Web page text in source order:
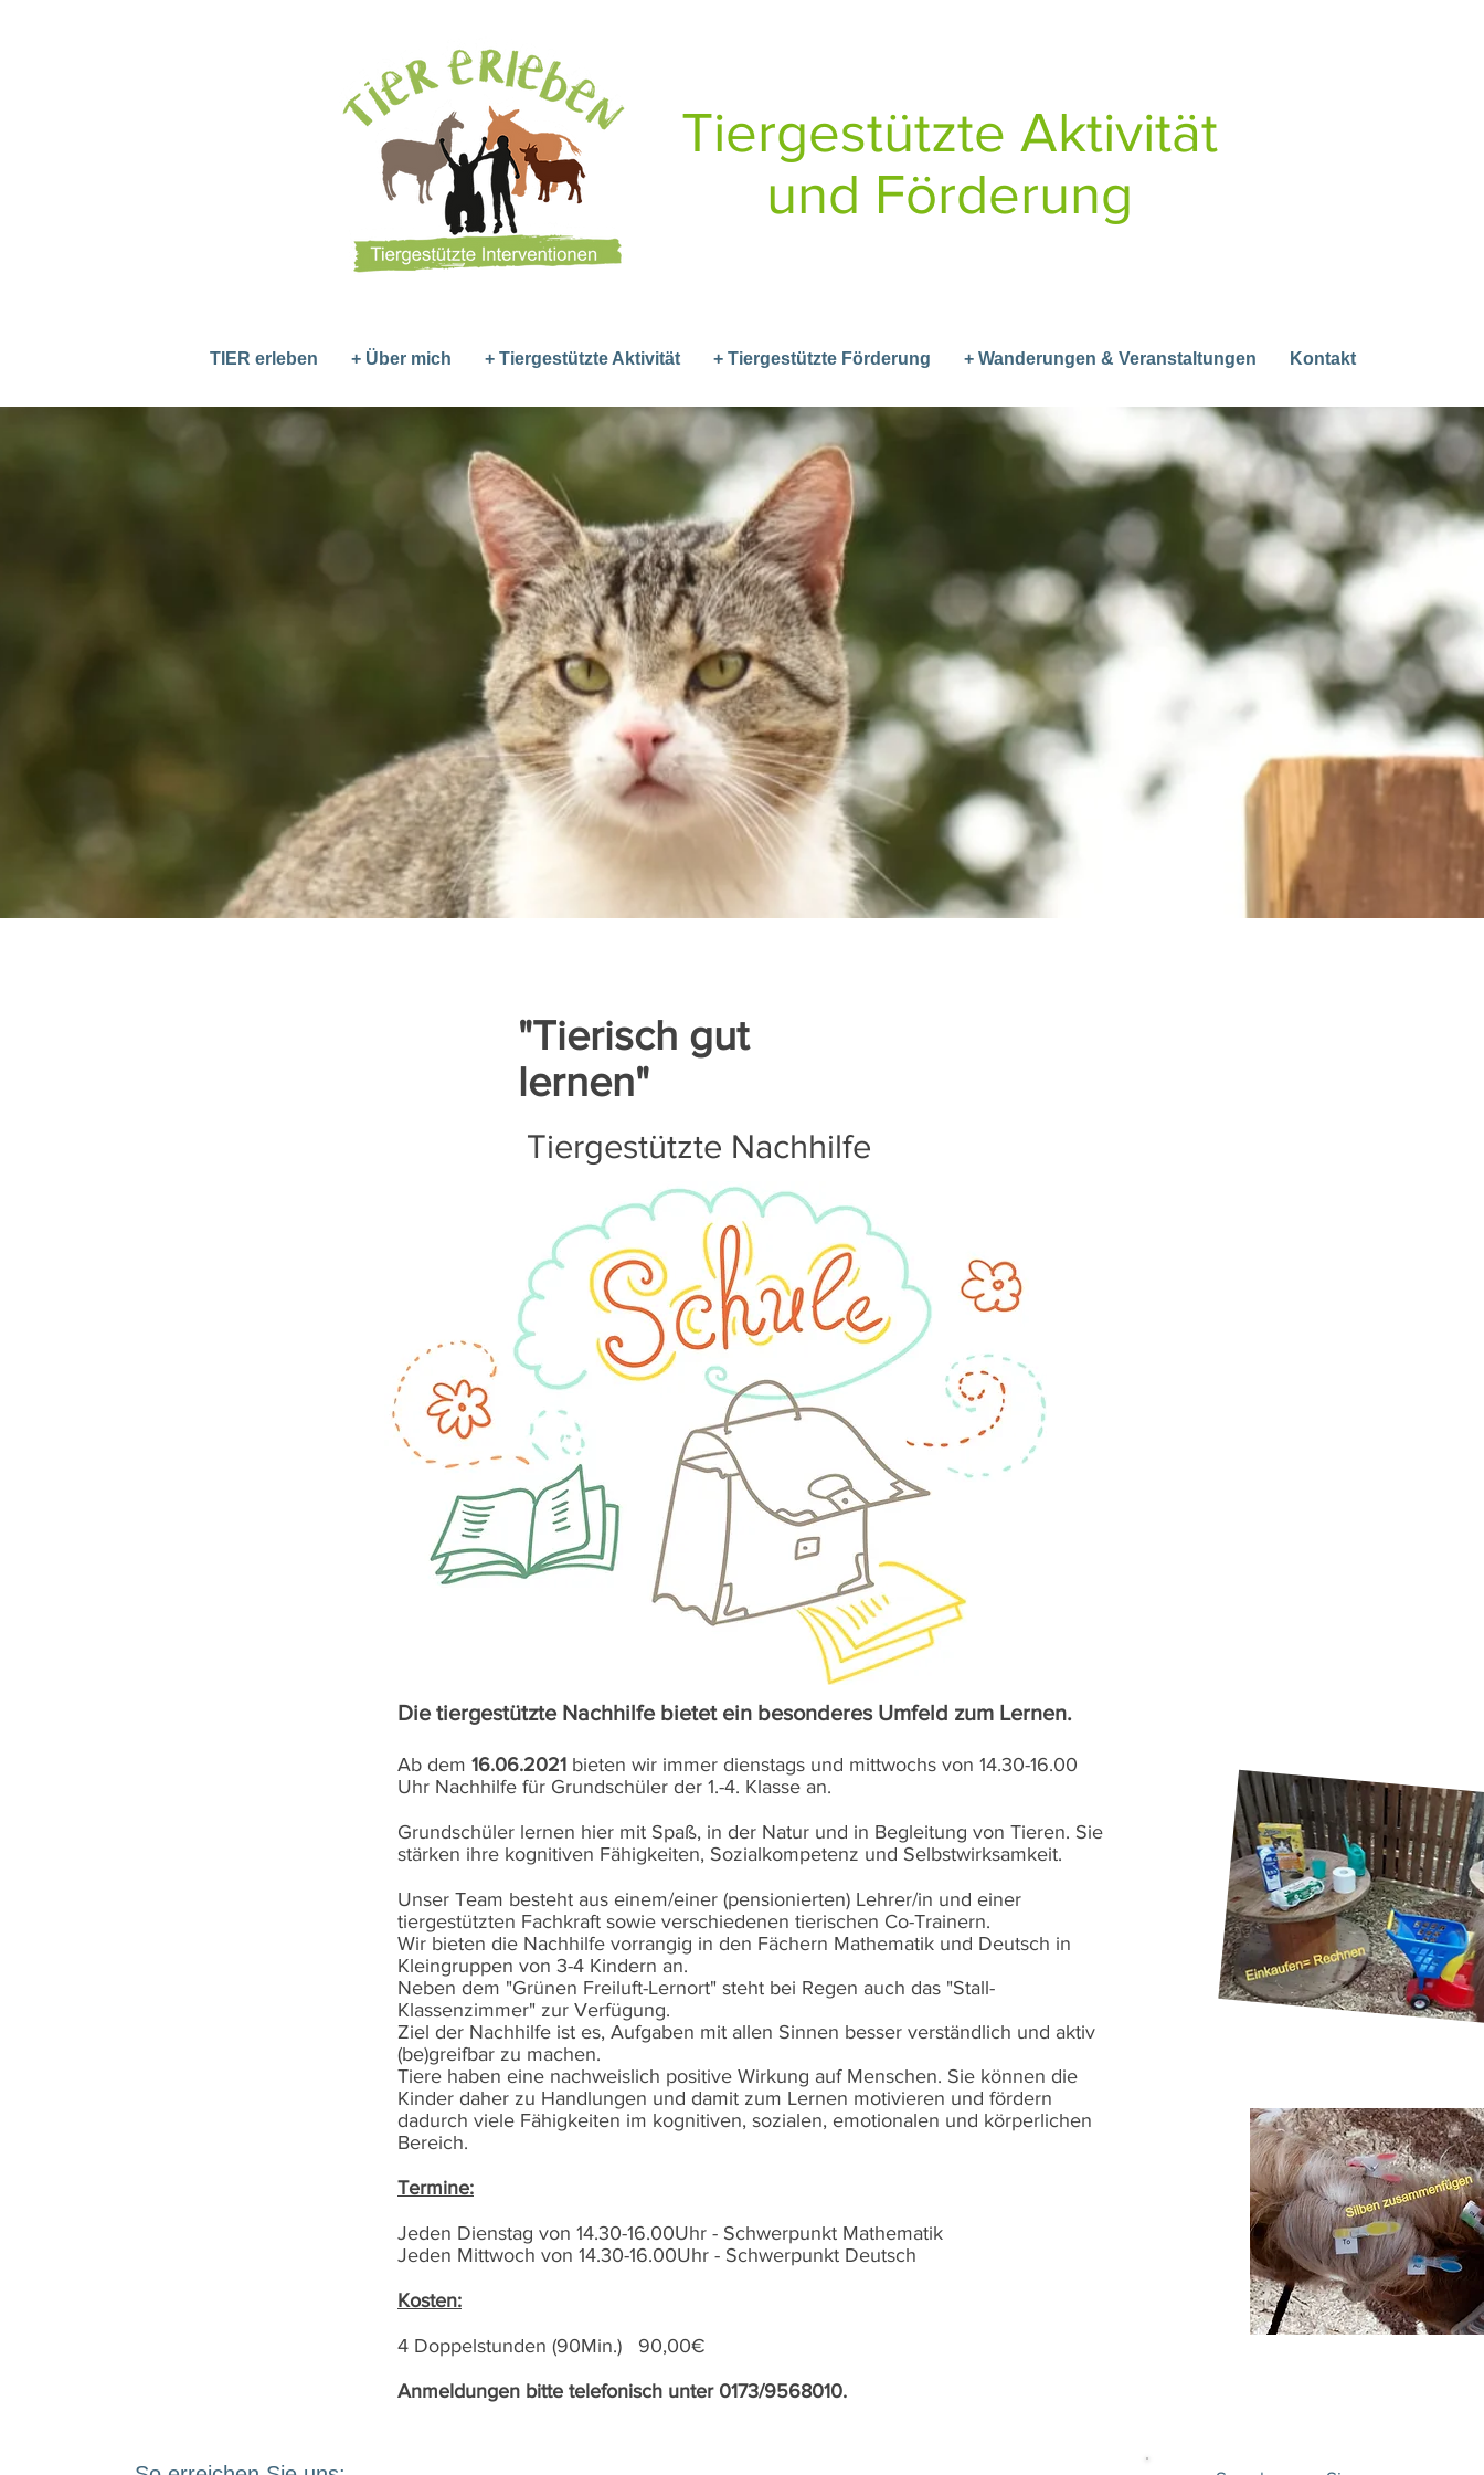
Tiergestützte Aktivität
und Förderung
"Tierisch gut
lernen"
Tiergestützte Nachhilfe
Die tiergestützte Nachhilfe bietet ein besonderes Umfeld zum Lernen.
Ab dem 16.06.2021 bieten wir immer dienstags und mittwochs von 14.30-16.00
Uhr Nachhilfe für Grundschüler der 1.-4. Klasse an.
Grundschüler lernen hier mit Spaß, in der Natur und in Begleitung von Tieren. Sie
stärken ihre kognitiven Fähigkeiten, Sozialkompetenz und Selbstwirksamkeit.
Unser Team besteht aus einem/einer (pensionierten) Lehrer/in und einer
tiergestützten Fachkraft sowie verschiedenen tierischen Co-Trainern.
Wir bieten die Nachhilfe vorrangig in den Fächern Mathematik und Deutsch in
Kleingruppen von 3-4 Kindern an.
Neben dem "Grünen Freiluft-Lernort" steht bei Regen auch das "Stall-
Klassenzimmer" zur Verfügung.
Ziel der Nachhilfe ist es, Aufgaben mit allen Sinnen besser verständlich und aktiv
(be)greifbar zu machen.
Tiere haben eine nachweislich positive Wirkung auf Menschen. Sie können die
Kinder daher zu Handlungen und damit zum Lernen motivieren und fördern
dadurch viele Fähigkeiten im kognitiven, sozialen, emotionalen und körperlichen
Bereich.
Termine:
Jeden Dienstag von 14.30-16.00Uhr - Schwerpunkt Mathematik
Jeden Mittwoch von 14.30-16.00Uhr - Schwerpunkt Deutsch
Kosten:
4 Doppelstunden (90Min.) 90,00€
Anmeldungen bitte telefonisch unter 0173/9568010.
TIER erleben + Über mich + Tiergestützte Aktivität + Tiergestützte Förderung + Wanderungen & Veranstaltungen Kontakt